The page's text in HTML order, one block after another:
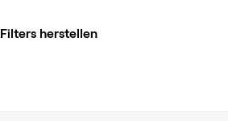
Filters herstellen